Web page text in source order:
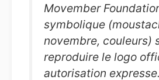
Movember
symbolique
novembre, couleurs)
reproduire le logo
autorisation expresse.